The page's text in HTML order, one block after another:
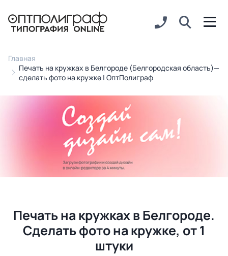
Главная
Печать на кружках в Белгороде (Белгородская область)—
сделать фото на кружке | ОптПолиграф
Печать на кружках в Белгороде.
Сделать фото на кружке, от 1
штуки